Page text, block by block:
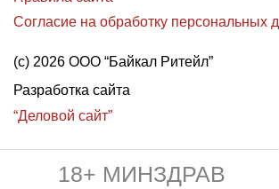
Согласие на обработку персональных
(с) 2026 ООО “Байкал Ритейл”
Разработка сайта
“Деловой сайт”
18+ МИНЗДРАВ